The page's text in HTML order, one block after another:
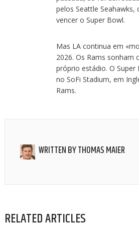
pelos Seattle Seahawks,
vencer o Super Bowl.
Mas LA continua em
2026. Os Rams sonham
próprio estádio. O
no SoFi Stadium, em
Rams.
WRITTEN BYTHOMAS MAIER
RELATED ARTICLES